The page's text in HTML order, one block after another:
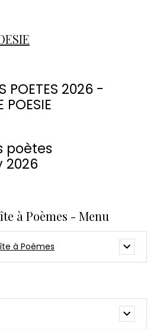
POETES 2026 -
POESIE
poètes
à Poèmes - Menu
à Poèmes